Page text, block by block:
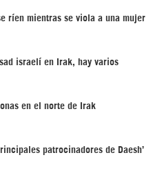
ríen mientras se viola a una mujer
israelí en Irak, hay varios
en el norte de Irak
patrocinadores de Daesh’